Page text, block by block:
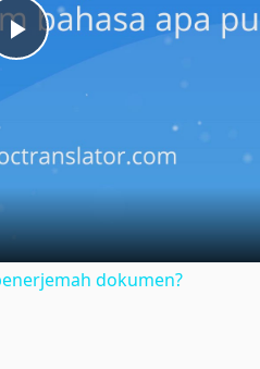
Play
dokumen?